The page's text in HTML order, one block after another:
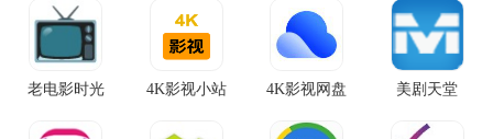
老电影时光 4K影视小站 4K影视网盘 美剧天堂